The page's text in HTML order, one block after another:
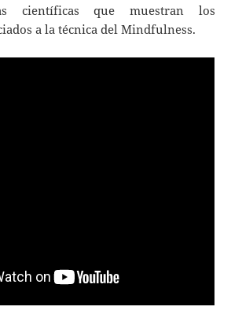
científicas que muestran los
a la técnica del Mindfulness.